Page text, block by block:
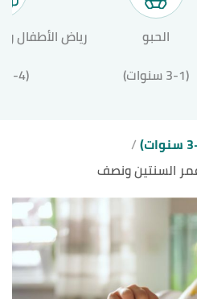
الحبو
(3-1 سنوات)
رياض الأطفال
(12-4 سنة)
السنتين ونصف